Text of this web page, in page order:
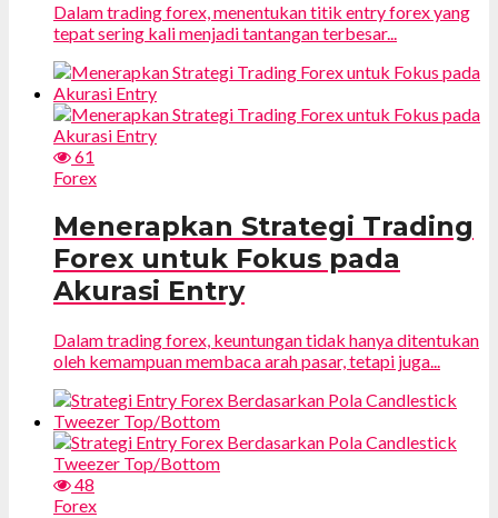
Dalam trading forex, menentukan titik entry forex yang
tepat sering kali menjadi tantangan terbesar...
61
Forex
Menerapkan Strategi Trading
Forex untuk Fokus pada
Akurasi Entry
Dalam trading forex, keuntungan tidak hanya ditentukan
oleh kemampuan membaca arah pasar, tetapi juga...
48
Forex